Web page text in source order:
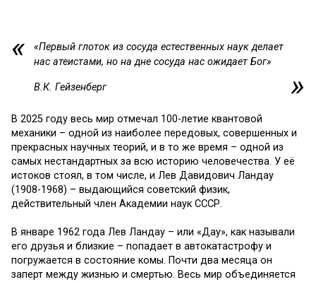
«Первый глоток из сосуда естественных наукделает
нас атеистами, но на дне сосуда нас ожидает Бог»
В.К. Гейзенберг
В 2025 году весь мир отмечал 100-летие квантовой
механики – одной из наиболее передовых, совершенных и
прекрасных научных теорий, и в то же время – одной из
самых нестандартных за всю историю человечества. У её
истоков стоял, в том числе, и Лев Давидович Ландау
(1908-1968) – выдающийся советский физик,
действительный член Академии наук СССР.
В январе 1962 года Лев Ландау – или «Дау», как называли
его друзья и близкие – попадает в автокатастрофу и
погружается в состояние комы. Почти два месяца он
заперт между жизнью и смертью. Весь мир объединяется